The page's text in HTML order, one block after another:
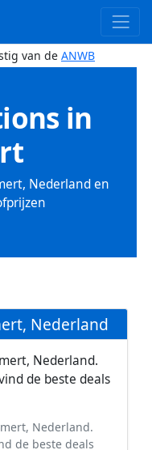
van de ANWB
in
Nederland en
Nederland
Nederland.
de beste deals
Nederland.
de beste deals